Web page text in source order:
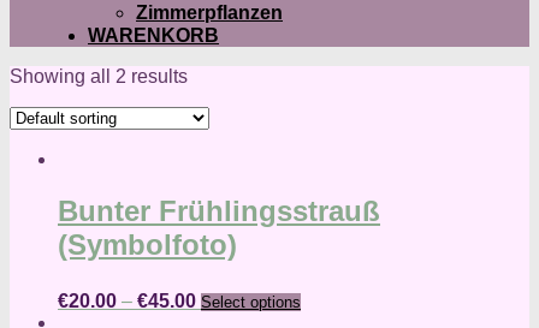
Zimmerpflanzen
WARENKORB
Showing all 2 results
Bunter Frühlingsstrauß
(Symbolfoto)
€20.00 – €45.00 Select options